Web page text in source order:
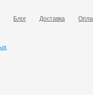
Блог Доставка